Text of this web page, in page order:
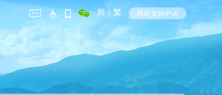
简 | 繁 网站支持IPv6